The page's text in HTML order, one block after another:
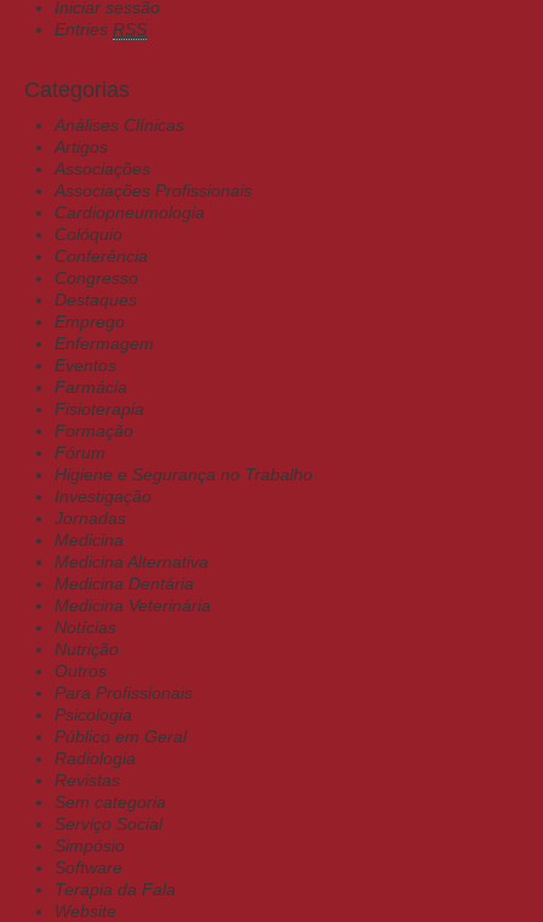
Iniciar sessão
Entries RSS
Categorias
Análises Clínicas
Artigos
Associações
Associações Profissionais
Cardiopneumologia
Colóquio
Conferência
Congresso
Destaques
Emprego
Enfermagem
Eventos
Farmácia
Fisioterapia
Formação
Fórum
Higiene e Segurança no Trabalho
Investigação
Jornadas
Medicina
Medicina Alternativa
Medicina Dentária
Medicina Veterinária
Notícias
Nutrição
Outros
Para Profissionais
Psicologia
Público em Geral
Radiologia
Revistas
Sem categoria
Serviço Social
Simpósio
Software
Terapia da Fala
Website